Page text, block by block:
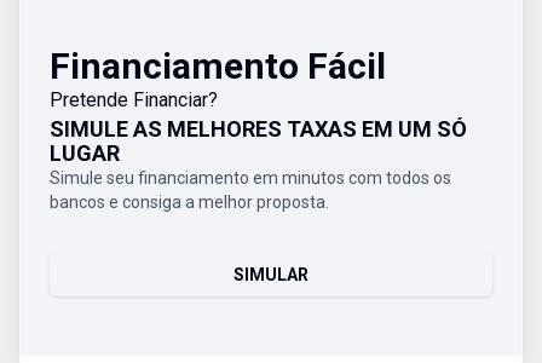
Financiamento Fácil
Pretende Financiar?
SIMULE AS MELHORES TAXAS EM UM SÓ
LUGAR
Simule seu financiamento em minutos com todos os
bancos e consiga a melhor proposta.
SIMULAR